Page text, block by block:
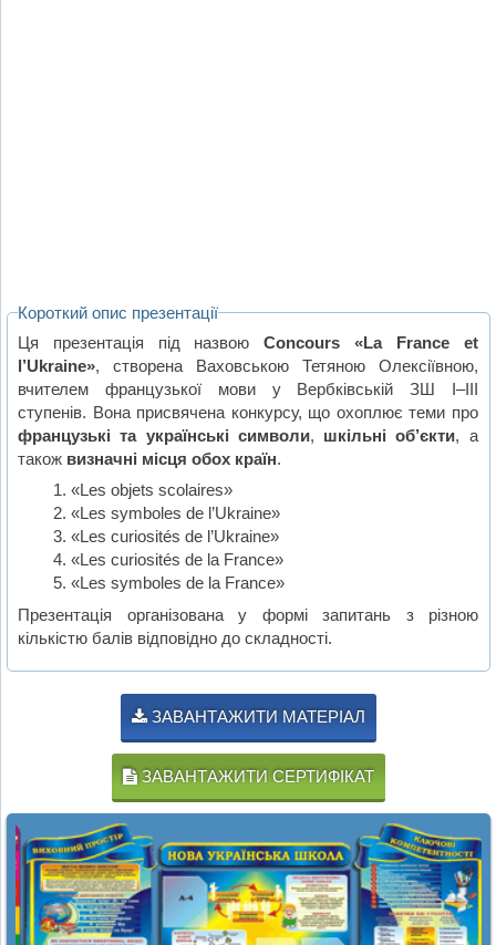
Короткий опис презентації
Ця презентація під назвоюConcours «La France et
l’Ukraine», створена Ваховською Тетяною Олексіївною,
вчителем французької мови у Вербківській ЗШ І–ІІІ
ступенів. Вона присвячена конкурсу, що охоплює теми про
французькі та українські символи, шкільні об’єкти, а
також визначні місця обох країн.
«Les objets scolaires»
«Les symboles de l’Ukraine»
«Les curiosités de l’Ukraine»
«Les curiosités de la France»
«Les symboles de la France»
Презентація організована у формі запитань з різною
кількістю балів відповідно до складності.
ЗАВАНТАЖИТИ МАТЕРІАЛ
ЗАВАНТАЖИТИ СЕРТИФІКАТ